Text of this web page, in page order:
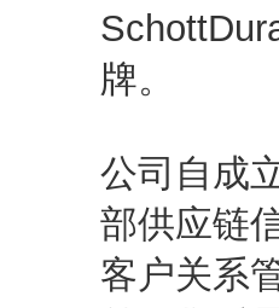
牌。
公司自成
部供应链
客户关系